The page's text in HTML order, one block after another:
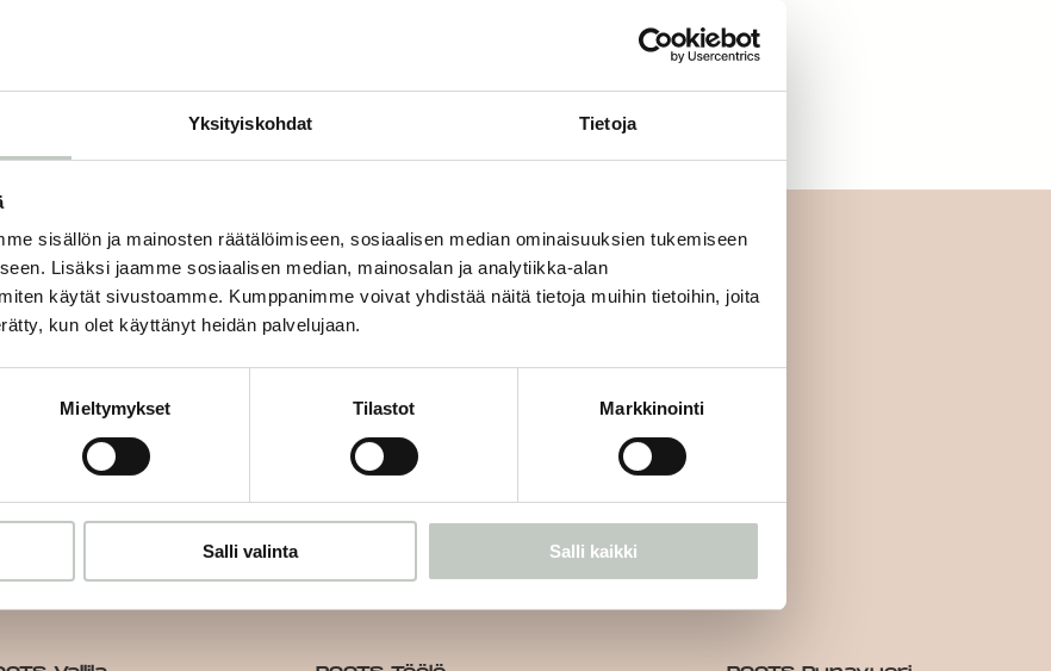
Yksityiskohdat Tietoja
sisällön ja mainosten räätälöimiseen, sosiaalisen median ominaisuuksien tukemiseen
Lisäksi jaamme sosiaalisen median, mainosalan ja analytiikka-alan
käytät sivustoamme. Kumppanimme voivat yhdistää näitä tietoja muihin tietoihin, joita
kun olet käyttänyt heidän palvelujaan.
Mieltymykset Tilastot Markkinointi
Salli valinta Salli kaikki
Kirjaudu sisään
Tilaa uutiskirjeemme
ja saat tiedon uusista tapahtumista ja Roots Journaleista ensimmäisten joukossa: